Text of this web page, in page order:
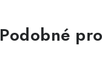
Podobné